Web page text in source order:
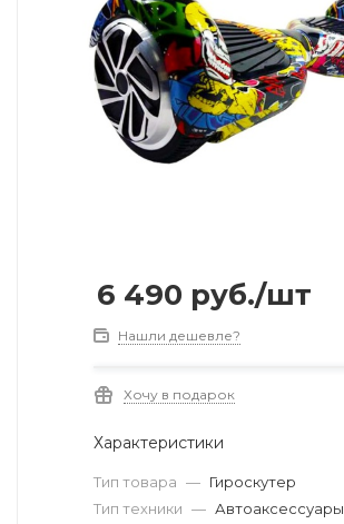
6 490 руб./шт
Нашли дешевле?
Хочу в подарок
Характеристики
Тип товара — Гироскутер
Тип техники — Автоаксессуары